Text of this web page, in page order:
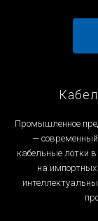
Промышленное
—
кабельные лотки
на импортных